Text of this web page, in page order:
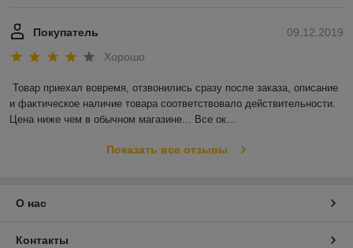
09.12.2019
Покупатель
Хорошо
Товар приехал вовремя, отзвонились сразу после заказа, описание
и фактическое наличие товара соответствовало действительности.
Цена ниже чем в обычном магазине... Все ок...
Показать все отзывы
О нас
Контакты